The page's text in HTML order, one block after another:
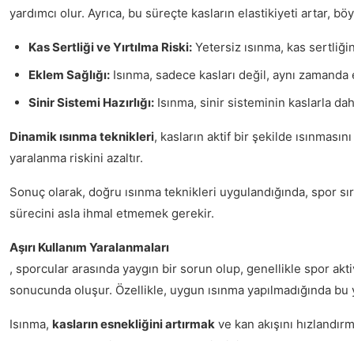
yardımcı olur. Ayrıca, bu süreçte kasların elastikiyeti artar,
Kas Sertliği ve Yırtılma Riski: Yetersiz ısınma, kas
Eklem Sağlığı: Isınma, sadece kasları değil, aynı
Sinir Sistemi Hazırlığı: Isınma, sinir sisteminin kaslarla
Dinamik ısınma teknikleri, kasların aktif bir şekilde
yaralanma riskini azaltır.
Sonuç olarak, doğru ısınma teknikleri uygulandığında, spor
sürecini asla ihmal etmemek gerekir.
Aşırı Kullanım Yaralanmaları
, sporcular arasında yaygın bir sorun olup, genellikle spor
sonucunda oluşur. Özellikle, uygun ısınma yapılmadığında
Isınma, kasların esnekliğini artırmak ve kan akışını